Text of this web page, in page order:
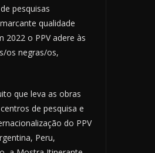
pesquisas
qualidade
2022 o PPV adere às
os negras/os,
que leva as obras
de pesquisa e
do PPV
Peru,